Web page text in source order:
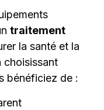
traitement
la santé et la
choisissant
bénéficiez de :